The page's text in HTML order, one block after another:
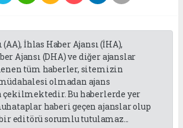
İhlas Haber Ajansı (İHA),
Ajansı (DHA) ve diğer ajanslar
tüm haberler, sitemizin
olmadan ajans
çekilmektedir. Bu haberlerde yer
haberi geçen ajanslar olup
editörü sorumlu tutulamaz...